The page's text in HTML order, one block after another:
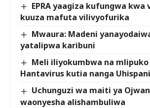
EPRA yaagiza kufungwa kwa
kuuza mafuta vilivyofurika
Mwaura: Madeni
yatalipwa karibuni
Meli iliyokumbwa na mlipuko
Hantavirus kutia nanga
Uchunguzi wa maiti ya
waonyesha alishambuliwa